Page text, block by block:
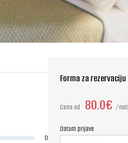
0
Forma za rezervaciju
Cena od 80.0€ noć
Datum prijave